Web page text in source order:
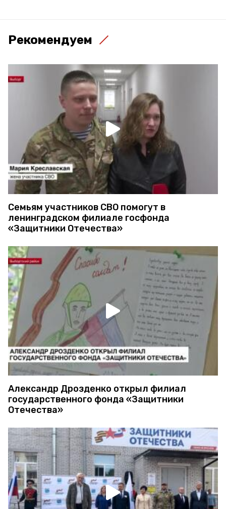
Рекомендуем
Семьям участников СВО помогут в
ленинградском филиале госфонда
«Защитники Отечества»
Александр Дрозденко открыл филиал
государственного фонда «Защитники
Отечества»